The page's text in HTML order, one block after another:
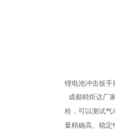
锂电池冲击扳手
成都精炬达厂
栓，可以测试气
量精确高、稳定